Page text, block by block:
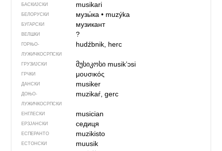
БАСКИЈСКИ musikari
БЕЛОРУСКИ музы́ка• muzýka
БУГАРСКИ музикант
ВЕЛШКИ ?
ГОРЊО­
ЛУЖИЧКОСРПСКИ
hudźbnik, herc
ГРУЗИЈСКИ მუსიკოსი musikʼɔsi
ГРЧКИ μουσικός
ДАНСКИ musiker
ДОЊО­
ЛУЖИЧКОСРПСКИ
muzikaŕ, gerc
ЕНГЛЕСКИ musician
ЕРЗЈАНСКИ седиця
ЕСПЕРАНТО muzikisto
ЕСТОНСКИ muusik